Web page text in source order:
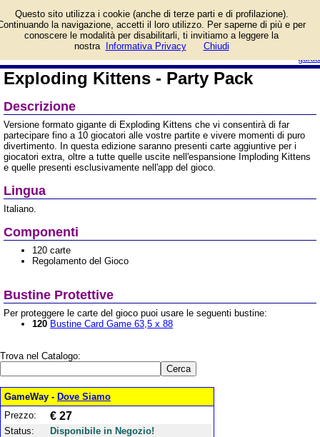
guida
Kittens - Party Pack e
prezzo di vendita.
Prodotto da Asmodee Italia
Exploding Kittens - Party Pack
Descrizione
Versione formato gigante di Exploding Kittens che vi consentirà di far
partecipare fino a 10 giocatori alle vostre partite e vivere momenti di puro
divertimento. In questa edizione saranno presenti carte aggiuntive per i
giocatori extra, oltre a tutte quelle uscite nell'espansione Imploding Kittens
e quelle presenti esclusivamente nell'app del gioco.
Lingua
Italiano.
Componenti
120 carte
Regolamento del Gioco
Bustine Protettive
Per proteggere le carte del gioco puoi usare le seguenti bustine:
120 Bustine Card Game 63,5 x 88
Trova nel Catalogo:
GameWay - Dove Siamo
Prezzo:
€ 27
Status:
Disponibile in Negozio!
Questo sito utilizza i cookie (anche di terze parti e di profilazione).
la navigazione, accetti il loro utilizzo. Per saperne di più e per
conoscere le modalità per disabilitarli, ti invitiamo a leggere la
nostra
Informativa Privacy Chiudi